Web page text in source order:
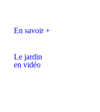
En savoir +
Le jardin
en vidéo